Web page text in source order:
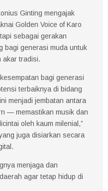
Ginting mengajak
Golden Voice of Karo
sebagai gerakan
bagi generasi muda untuk
akar tradisi.
bagi generasi
terbaiknya di bidang
menjadi jembatan antara
— memastikan musik dan
oleh kaum milenial,”
juga disiarkan secara
menjaga dan
agar tetap hidup di